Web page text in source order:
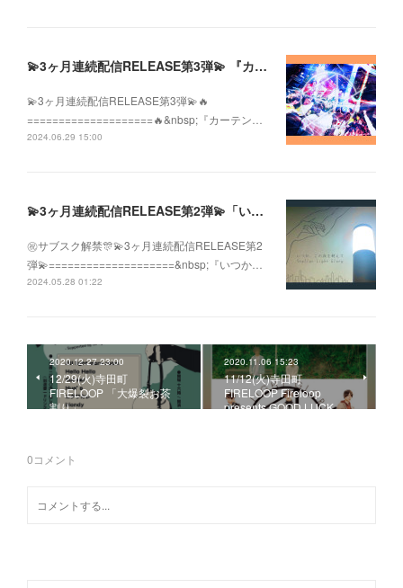
💫3ヶ月連続配信RELEASE第3弾💫 『カーテンコールが止む前に』配信開始
💫3ヶ月連続配信RELEASE第3弾💫🔥
====================🔥&nbsp;『カーテン…
2024.06.29 15:00
💫3ヶ月連続配信RELEASE第2弾💫「いつか、この夜を越えて」
㊗️サブスク解禁🎊💫3ヶ月連続配信RELEASE第2
弾💫====================&nbsp;『いつか…
2024.05.28 01:22
2020.12.27 23:00
12/29(火)寺田町
FIRELOOP 「大爆裂お茶
割り」
2020.11.06 15:23
11/12(火)寺田町
FIRELOOP Fireloop
presents GOOD LUCK …
0コメント